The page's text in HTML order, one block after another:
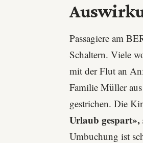
Passagiere am
Schaltern. Viele
mit der Flut an
Familie Müller
gestrichen. Die
Urlaub gespart»,
Umbuchung ist